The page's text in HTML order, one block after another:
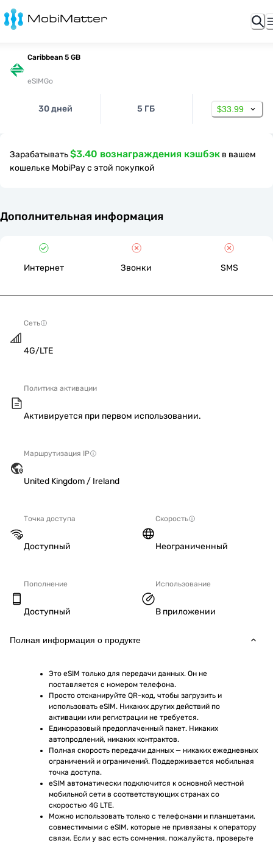
Caribbean 5 GB
eSIMGo
30 дней 5 ГБ $33.99
Зарабатывать$3.40 вознаграждения кэшбэк в вашем
кошельке MobiPay с этой покупкой
Дополнительная информация
Интернет Звонки SMS
Сеть
4G/LTE
Политика активации
Активируется при первом использовании.
Маршрутизация IP
United Kingdom / Ireland
Точка доступа
Доступный
Скорость
Неограниченный
Пополнение
Доступный
Использование
В приложении
Полная информация о продукте
Это eSIM только для передачи данных. Он не
поставляется с номером телефона.
Просто отсканируйте QR-код, чтобы загрузить и
использовать eSIM. Никаких других действий по
активации или регистрации не требуется.
Единоразовый предоплаченный пакет. Никаких
автопродлений, никаких контрактов.
Полная скорость передачи данных — никаких ежедневных
ограничений и ограничений. Поддерживается мобильная
точка доступа.
eSIM автоматически подключится к основной местной
мобильной сети в соответствующих странах со
скоростью 4G LTE.
Можно использовать только с телефонами и планшетами,
совместимыми с eSIM, которые не привязаны к оператору
связи. Если у вас есть сомнения, пожалуйста, проверьте